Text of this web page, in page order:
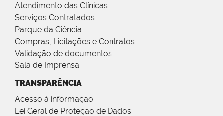
Atendimento das Clínicas
Serviços Contratados
Parque da Ciência
Compras, Licitações e Contratos
Validação de documentos
Sala de Imprensa
TRANSPARÊNCIA
Acesso à informação
Lei Geral de Proteção de Dados